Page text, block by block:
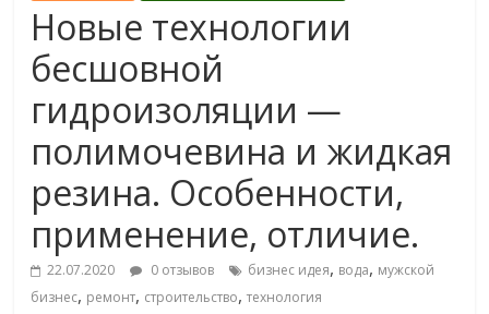
Новые технологии
бесшовной
гидроизоляции —
полимочевина и жидкая
резина. Особенности,
применение, отличие.
22.07.2020 0 отзывов бизнес идея, вода, мужской
бизнес, ремонт, строительство,технология